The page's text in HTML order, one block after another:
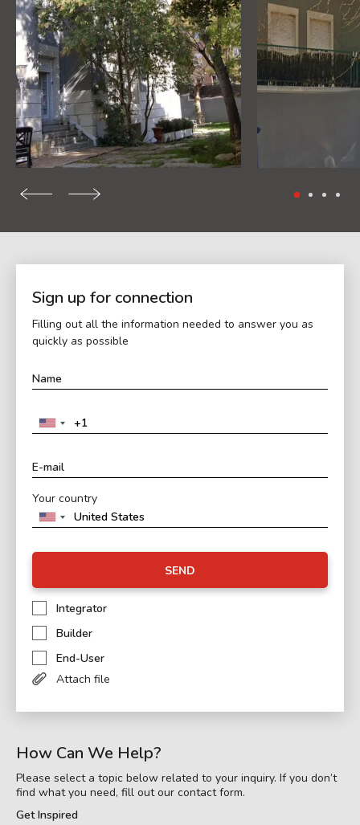
Sign up for connection
Filling out all the information needed to answer you as
quickly as possible
Your country
SEND
Integrator
Builder
End-User
Attach file
How Can We Help?
Please select a topic below related to your inquiry. If you don’t
find what you need, fill out our contact form.
Get Inspired